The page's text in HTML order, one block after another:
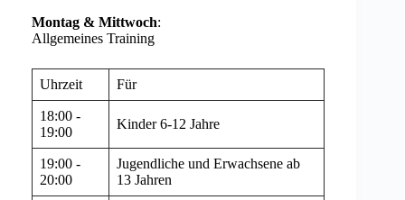
Montag & Mittwoch:
Allgemeines Training
Uhrzeit Für
18:00 -
19:00
Kinder 6-12 Jahre
19:00 -
20:00
Jugendliche und Erwachsene ab
13 Jahren